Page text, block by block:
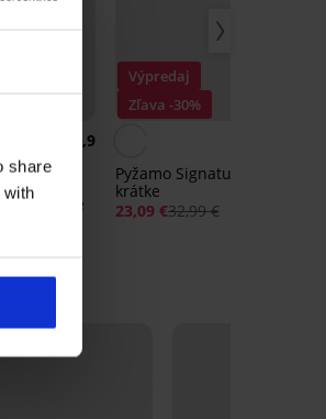
share
4,9
Madeline
Výpredaj
Zľava -30%
Pyžamo Signature Quin
krátke
23,09 €32,99 €